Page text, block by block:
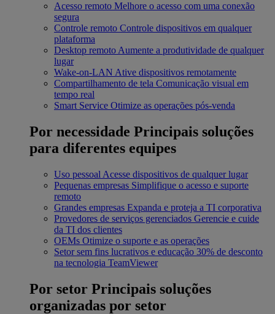
Acesso remoto Melhore o acesso com uma conexão
segura
Controle remoto Controle dispositivos em qualquer
plataforma
Desktop remoto Aumente a produtividade de qualquer
lugar
Wake-on-LAN Ative dispositivos remotamente
Compartilhamento de tela Comunicação visual em
tempo real
Smart Service Otimize as operações pós-venda
Por necessidade Principais soluções
para diferentes equipes
Uso pessoal Acesse dispositivos de qualquer lugar
Pequenas empresas Simplifique o acesso e suporte
remoto
Grandes empresas Expanda e proteja a TI corporativa
Provedores de serviços gerenciados Gerencie e cuide
da TI dos clientes
OEMs Otimize o suporte e as operações
Setor sem fins lucrativos e educação 30% de desconto
na tecnologia TeamViewer
Por setor Principais soluções
organizadas por setor